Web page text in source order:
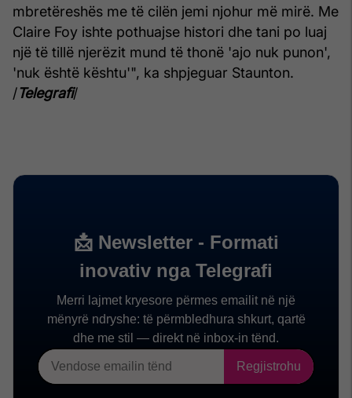
mbretëreshës me të cilën jemi njohur më mirë. Me
Claire Foy ishte pothuajse histori dhe tani po luaj
një të tillë njerëzit mund të thonë 'ajo nuk punon',
'nuk është kështu'", ka shpjeguar Staunton.
/Telegrafi/